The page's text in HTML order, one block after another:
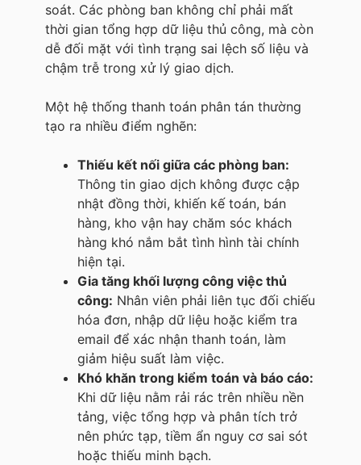
soát. Các phòng ban không chỉ phải mất
thời gian tổng hợp dữ liệu thủ công, mà còn
dễ đối mặt với tình trạng sai lệch số liệu và
chậm trễ trong xử lý giao dịch.
Một hệ thống thanh toán phân tán thường
tạo ra nhiều điểm nghẽn:
Thiếu kết nối giữa các phòng ban:
Thông tin giao dịch không được cập
nhật đồng thời, khiến kế toán, bán
hàng, kho vận hay chăm sóc khách
hàng khó nắm bắt tình hình tài chính
hiện tại.
Gia tăng khối lượng công việc thủ
công: Nhân viên phải liên tục đối chiếu
hóa đơn, nhập dữ liệu hoặc kiểm tra
email để xác nhận thanh toán, làm
giảm hiệu suất làm việc.
Khó khăn trong kiểm toán và báo cáo:
Khi dữ liệu nằm rải rác trên nhiều nền
tảng, việc tổng hợp và phân tích trở
nên phức tạp, tiềm ẩn nguy cơ sai sót
hoặc thiếu minh bạch.